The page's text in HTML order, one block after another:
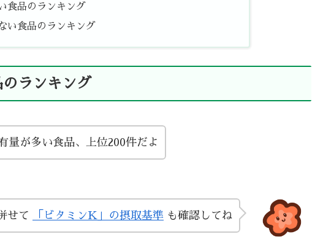
食品のランキング
い食品のランキング
のランキング
量が多い食品、上位200件だよ
せて 「ビタミンK」の摂取基準 も確認してね